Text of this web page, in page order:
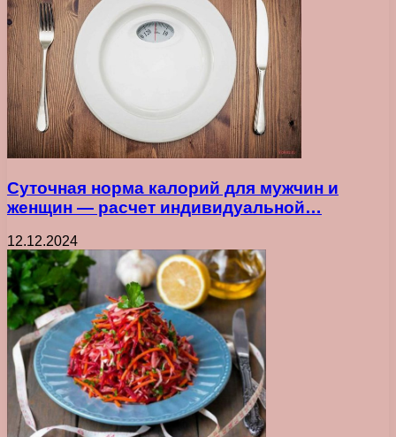
Суточная норма калорий для мужчин и
женщин — расчет индивидуальной…
12.12.2024